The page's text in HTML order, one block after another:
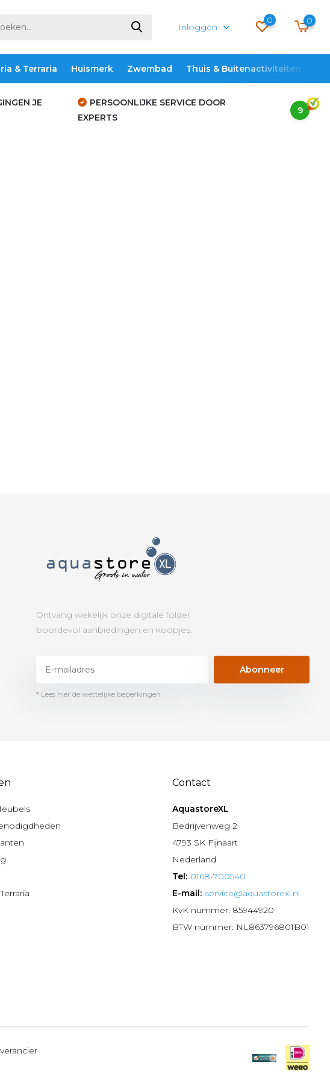
Inloggen
0 0
& Terraria Huismerk Zwembad Thuis & Buitenactiviteiten
JE
PERSOONLIJKE SERVICE DOOR
EXPERTS
9
Ontvang wekelijk onze digitale folder
boordevol aanbiedingen en koopjes.
Abonneer
* Lees hier de wettelijke beperkingen
Contact
AquastoreXL
Bedrijvenweg 2
4793 SK Fijnaart
Nederland
Tel: 0168-700540
E-mail: service@aquastorexl.nl
KvK nummer: 85944920
BTW nummer: NL863796801B01